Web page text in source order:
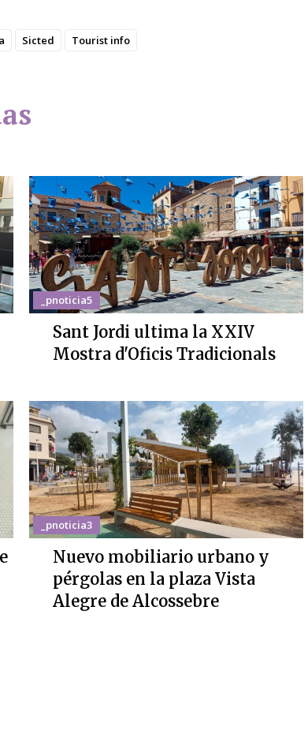
Sicted Tourist info
_pnoticia5
Sant Jordi ultima la XXIV
Mostra d'Oficis Tradicionals
_pnoticia3
Nuevo mobiliario urbano y
pérgolas en la plaza Vista
Alegre de Alcossebre